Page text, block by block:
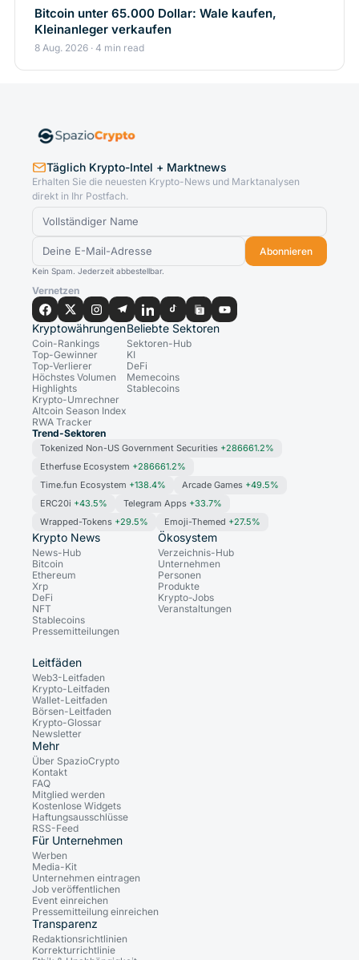
Bitcoin unter 65.000 Dollar: Wale kaufen,
Kleinanleger verkaufen
8 Aug. 2026 · 4 min read
Täglich Krypto-Intel + Marktnews
Erhalten Sie die neuesten Krypto-News und Marktanalysen
direkt in Ihr Postfach.
Abonnieren
Kein Spam. Jederzeit abbestellbar.
Vernetzen
Kryptowährungen
Coin-Rankings
Top-Gewinner
Top-Verlierer
Höchstes Volumen
Highlights
Krypto-Umrechner
Altcoin Season Index
RWA Tracker
Beliebte Sektoren
Sektoren-Hub
KI
DeFi
Memecoins
Stablecoins
Trend-Sektoren
Tokenized Non-US Government Securities +286661.2%
Etherfuse Ecosystem +286661.2%
Time.fun Ecosystem +138.4% Arcade Games +49.5%
ERC20i +43.5% Telegram Apps +33.7%
Wrapped-Tokens +29.5% Emoji-Themed +27.5%
Krypto News
News-Hub
Bitcoin
Ethereum
Xrp
DeFi
NFT
Stablecoins
Pressemitteilungen
Ökosystem
Verzeichnis-Hub
Unternehmen
Personen
Produkte
Krypto-Jobs
Veranstaltungen
Leitfäden
Web3-Leitfaden
Krypto-Leitfaden
Wallet-Leitfaden
Börsen-Leitfaden
Krypto-Glossar
Newsletter
Mehr
Über SpazioCrypto
Kontakt
FAQ
Mitglied werden
Kostenlose Widgets
Haftungsausschlüsse
RSS-Feed
Für Unternehmen
Werben
Media-Kit
Unternehmen eintragen
Job veröffentlichen
Event einreichen
Pressemitteilung einreichen
Transparenz
Redaktionsrichtlinien
Korrekturrichtlinie